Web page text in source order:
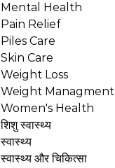
Mental Health
Pain Relief
Piles Care
Skin Care
Weight Loss
Weight Managment
Women's Health
शिशु स्वास्थ्य
स्वास्थ्य
स्वास्थ्य और चिकित्सा